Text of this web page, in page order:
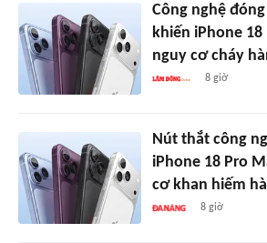
Công nghệ
khiến iPhone
nguy cơ cháy
8 giờ
Nút thắt công
iPhone 18 Pro
cơ khan hiếm
8 giờ